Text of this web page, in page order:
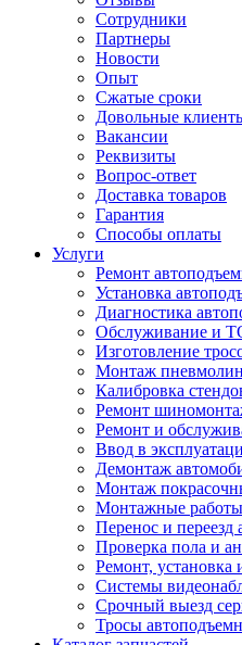
Сотрудники
Партнеры
Новости
Опыт
Сжатые сроки
Довольные
Вакансии
Реквизиты
Вопрос-ответ
Доставка товаров
Гарантия
Способы оплаты
Услуги
Ремонт
Установка
Диагностика
Обслуживание и
Изготовление
Монтаж
Калибровка
Ремонт
Ремонт и
Ввод в
Демонтаж
Монтаж
Монтажные работы
Перенос и
Проверка пола и
Ремонт,
Системы
Срочный выезд
Тросы